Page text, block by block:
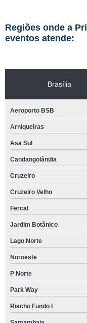
Regiões onde a
eventos atende:
Brasília
Aeroporto BSB
Arniqueiras
Asa Sul
Candangolândia
Cruzeiro
Cruzeiro Velho
Fercal
Jardim Botânico
Lago Norte
Noroeste
P Norte
Park Way
Riacho Fundo I